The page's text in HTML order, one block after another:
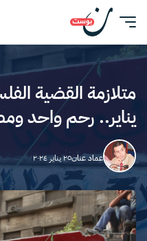
يناير.. رحم واحد
عماد عنان٢٥ يناير ٢٠٢٤